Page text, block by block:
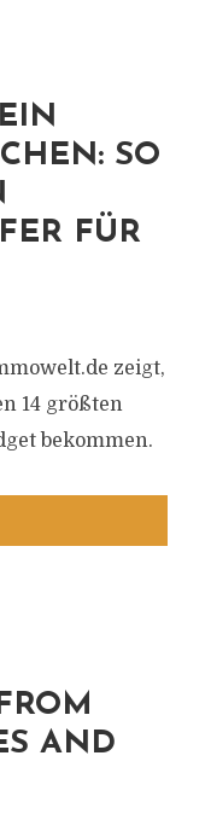
SO
FÜR
zeigt,
14 größten
bekommen.
AND